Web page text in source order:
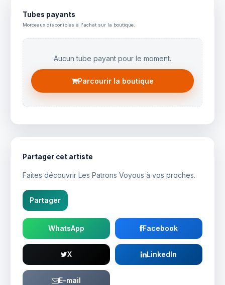
Tubes payants
Morceaux disponibles à l'achat sur la boutique.
Aucun tube payant pour le moment.
Parcourir la boutique
Partager cet artiste
Faites découvrir Les Patrons Voyous à vos proches.
Partager
WhatsApp Facebook
X LinkedIn
E-mail